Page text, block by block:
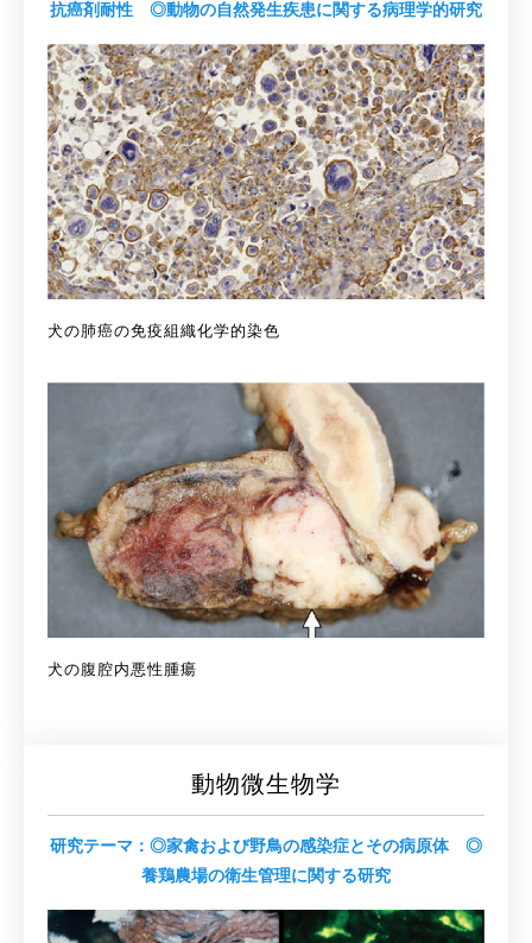
抗癌剤耐性 ◎動物の自然発生疾患に関する病理学的研究
犬の肺癌の免疫組織化学的染色
犬の腹腔内悪性腫瘍
動物微生物学
研究テーマ：◎家禽および野鳥の感染症とその病原体 ◎
養鶏農場の衛生管理に関する研究